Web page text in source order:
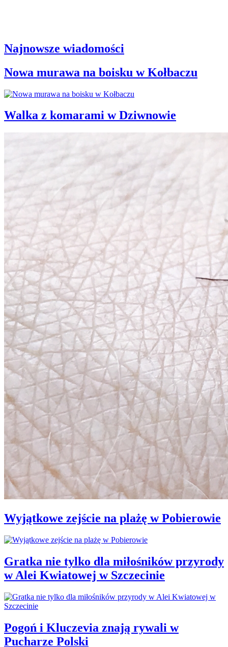
Najnowsze wiadomości
Nowa murawa na boisku w Kołbaczu
Walka z komarami w Dziwnowie
Wyjątkowe zejście na plażę w Pobierowie
Gratka nie tylko dla miłośników przyrody
w Alei Kwiatowej w Szczecinie
Pogoń i Kluczevia znają rywali w
Pucharze Polski